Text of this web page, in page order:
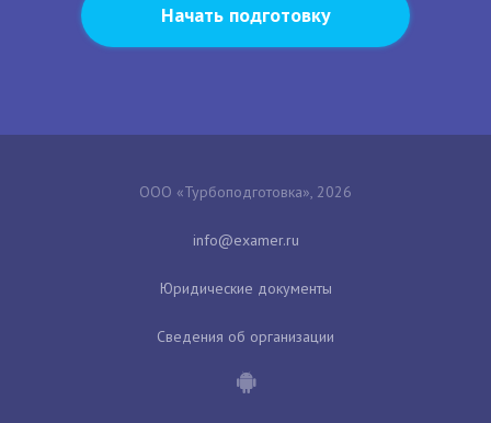
Начать подготовку
ООО «Турбоподготовка», 2026
Юридические документы
Сведения об организации